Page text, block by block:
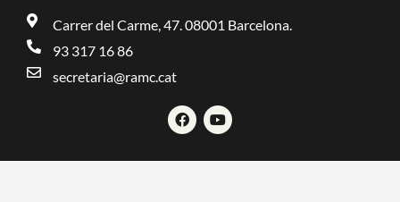
Carrer del Carme, 47. 08001 Barcelona.
93 317 16 86
secretaria@ramc.cat
F
a
c
Y
o
u